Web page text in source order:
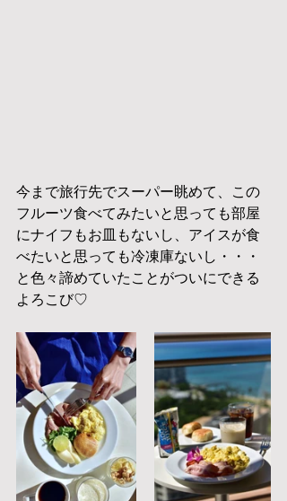
今まで旅行先でスーパー眺めて、この
フルーツ食べてみたいと思っても部屋
にナイフもお皿もないし、アイスが食
べたいと思っても冷凍庫ないし・・・
と色々諦めていたことがついにできる
よろこび♡